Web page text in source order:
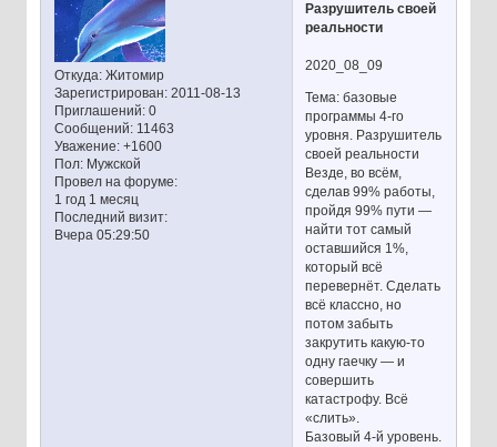
Откуда:Житомир
Зарегистрирован: 2011-08-13
Приглашений:0
Сообщений:11463
Уважение: +1600
Пол:Мужской
Провел на форуме:
1 год 1 месяц
Последний визит:
Вчера 05:29:50
Разрушитель своей
реальности
2020_08_09
Тема: базовые
программы 4-го
уровня. Разрушитель
своей реальности
Везде, во всём,
сделав 99% работы,
пройдя 99% пути —
найти тот самый
оставшийся 1%,
который всё
перевернёт. Сделать
всё классно, но
потом забыть
закрутить какую-то
одну гаечку — и
совершить
катастрофу. Всё
«слить».
Базовый 4-й уровень.